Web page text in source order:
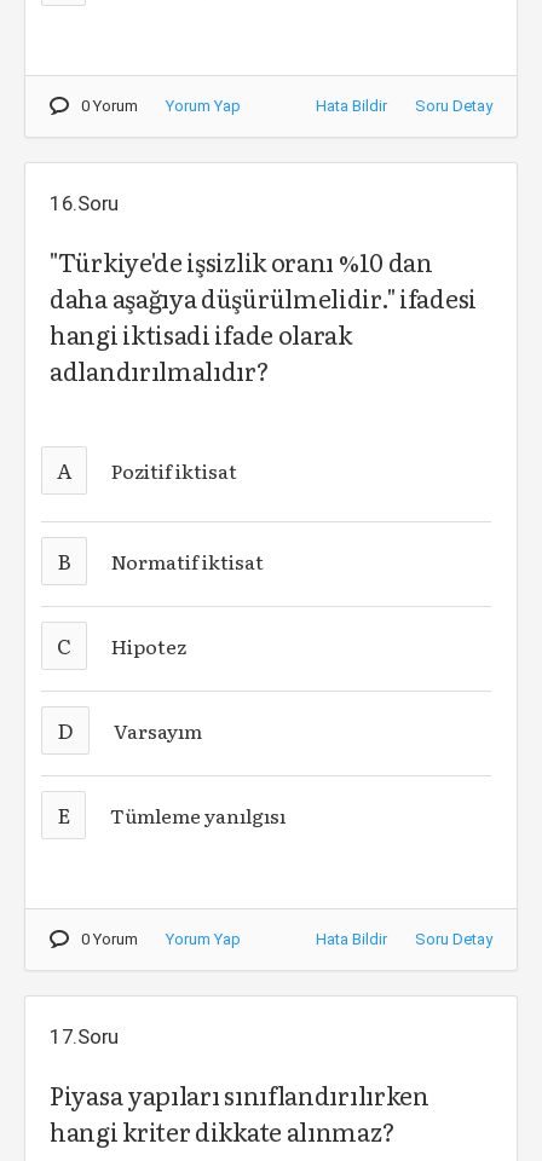
0 Yorum Yorum Yap Hata Bildir Soru Detay
16.Soru
"Türkiye'de işsizlik oranı %10 dan
daha aşağıya düşürülmelidir." ifadesi
hangi iktisadi ifade olarak
adlandırılmalıdır?
A Pozitif iktisat
B Normatif iktisat
C Hipotez
D Varsayım
E Tümleme yanılgısı
0 Yorum Yorum Yap Hata Bildir Soru Detay
17.Soru
Piyasa yapıları sınıflandırılırken
hangi kriter dikkate alınmaz?